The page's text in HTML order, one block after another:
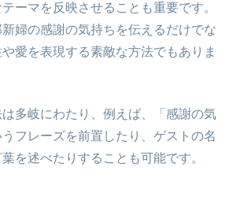
ーマを反映させることも重要です。
婦の感謝の気持ちを伝えるだけでな
愛を表現する素敵な方法でもありま
多岐にわたり、例えば、「感謝の気
フレーズを前置したり、ゲストの名
を述べたりすることも可能です。